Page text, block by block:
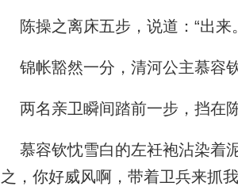
陈操之离床五步，说道：“出来
锦帐豁然一分，清河公主慕容
两名亲卫瞬间踏前一步，挡在
慕容钦忱雪白的左衽袍沾染着
之，你好威风啊，带着卫兵来抓